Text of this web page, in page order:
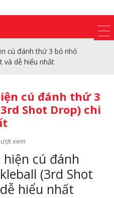
cú đánh thứ 3 bỏ nhỏ
và dễ hiểu nhất
cú đánh thứ 3
Shot Drop) chi
xem
cú đánh
(3rd Shot
hiểu nhất